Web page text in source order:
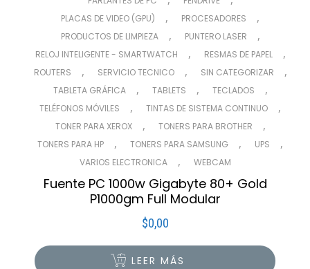
PLACAS DE VIDEO (GPU) , PROCESADORES ,
PRODUCTOS DE LIMPIEZA , PUNTERO LASER ,
RELOJ INTELIGENTE - SMARTWATCH , RESMAS DE PAPEL ,
ROUTERS , SERVICIO TECNICO , SIN CATEGORIZAR ,
TABLETA GRÁFICA , TABLETS , TECLADOS ,
TELÉFONOS MÓVILES , TINTAS DE SISTEMA CONTINUO ,
TONER PARA XEROX , TONERS PARA BROTHER ,
TONERS PARA HP , TONERS PARA SAMSUNG , UPS ,
VARIOS ELECTRONICA , WEBCAM
Fuente PC 1000w Gigabyte 80+ Gold
P1000gm Full Modular
$0,00
LEER MÁS